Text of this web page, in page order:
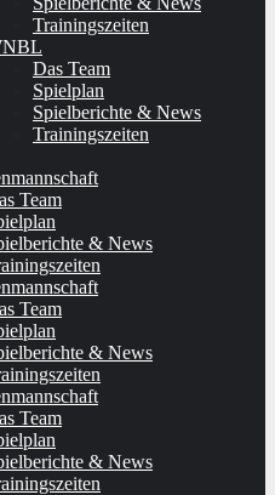
Trainingszeiten
Das Team
Spielplan
Spielberichte & News
Trainingszeiten
Team
& News
Team
& News
Team
& News